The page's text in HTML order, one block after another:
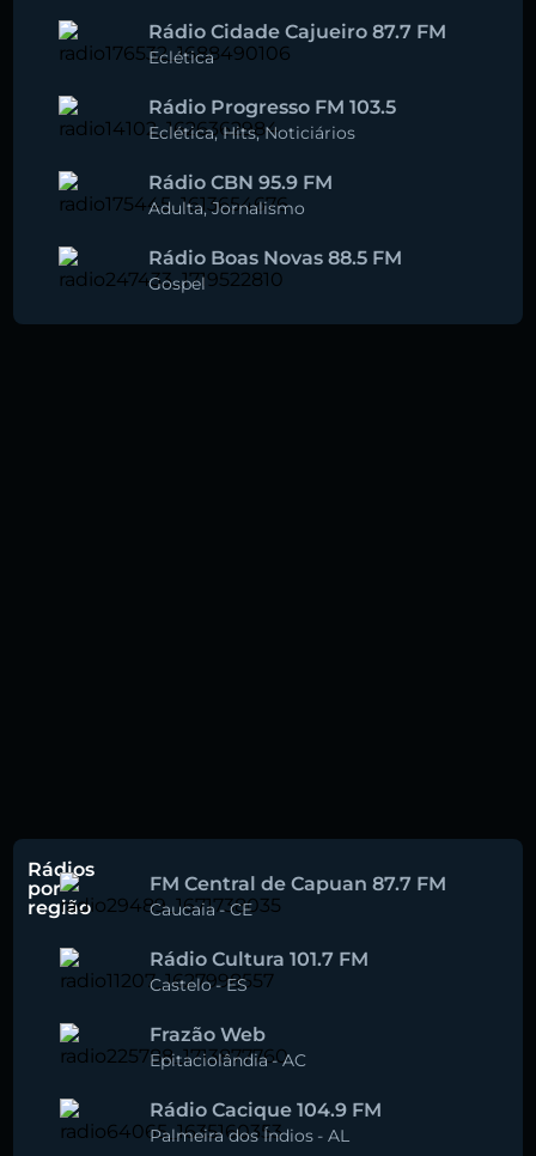
Rádio Cidade Cajueiro 87.7 FM
Eclética
Rádio Progresso FM 103.5
Eclética,Hits,Noticiários
Rádio CBN 95.9 FM
Adulta,Jornalismo
Rádio Boas Novas 88.5 FM
Gospel
Rádios
por
região
FM Central de Capuan 87.7 FM
Caucaia-CE
Rádio Cultura 101.7 FM
Castelo-ES
Frazão Web
Epitaciolândia-AC
Rádio Cacique 104.9 FM
Palmeira dos Índios -AL